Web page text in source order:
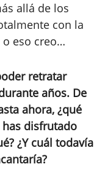
allá de los
con la
eso creo…
retratar
años. De
ahora, ¿qué
disfrutado
¿Y cuál todavía